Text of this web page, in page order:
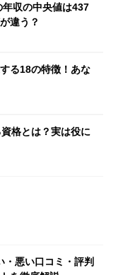
年収の中央値は437
違う？
る18の特徴！あな
格とは？実は役に
悪い口コミ・評判